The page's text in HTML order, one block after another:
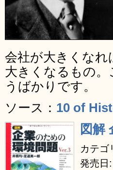
会社が大きくなれ
大きくなるもの
うばかりです。
ソース： 10 of
図解
カテゴ
発売日